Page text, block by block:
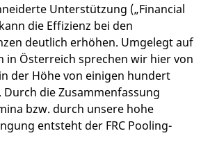
Unterstützung („Financial
die Effizienz bei den
deutlich erhöhen. Umgelegt auf
in Österreich sprechen wir hier von
der Höhe von einigen hundert
Durch die Zusammenfassung
bzw. durch unsere hohe
entsteht der FRC Pooling-